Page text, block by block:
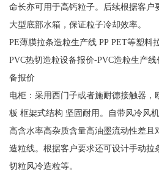
命长亦可用于高钙粒子。后续根据客户
大型底部水箱，保证粒子冷却效率。
PE薄膜拉条造粒生产线 PP PET等塑料
PVC热切造粒设备报价-PVC造粒生产
备报价
电柜：采用西门子或者施耐德接触器，
板 框架式结构 坚固耐用。自带风冷风
高含水率高杂质含量高油墨流动性差且
造粒线。根据客户要求还可设计手动拉
切粒风冷造粒等。